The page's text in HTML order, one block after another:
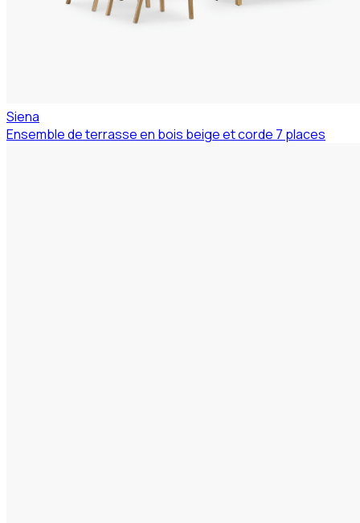
Siena
Ensemble de terrasse en bois beige et corde 7 places